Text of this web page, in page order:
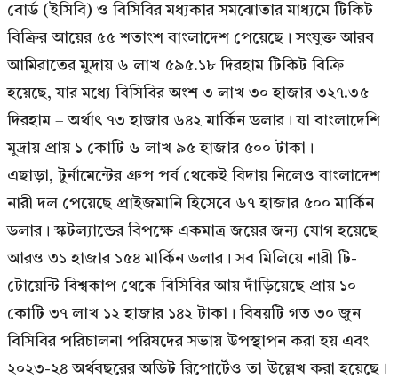
বোর্ড (ইসিবি) ও বিসিবির মধ্যকার সমঝোতার মাধ্যমে টিকিট
বিক্রির আয়ের ৫৫ শতাংশ বাংলাদেশ পেয়েছে। সংযুক্ত আরব
আমিরাতের মুদ্রায় ৬ লাখ ৫৯৫.১৮ দিরহাম টিকিট বিক্রি
হয়েছে, যার মধ্যে বিসিবির অংশ ৩ লাখ ৩০ হাজার ৩২৭.৩৫
দিরহাম – অর্থাৎ ৭৩ হাজার ৬৪২ মার্কিন ডলার। যা বাংলাদেশি
মুদ্রায় প্রায় ১ কোটি ৬ লাখ ৯৫ হাজার ৫০০ টাকা।
এছাড়া, টুর্নামেন্টের গ্রুপ পর্ব থেকেই বিদায় নিলেও বাংলাদেশ
নারী দল পেয়েছে প্রাইজমানি হিসেবে ৬৭ হাজার ৫০০ মার্কিন
ডলার। স্কটল্যান্ডের বিপক্ষে একমাত্র জয়ের জন্য যোগ হয়েছে
আরও ৩১ হাজার ১৫৪ মার্কিন ডলার। সব মিলিয়ে নারী টি-
টোয়েন্টি বিশ্বকাপ থেকে বিসিবির আয় দাঁড়িয়েছে প্রায় ১০
কোটি ৩৭ লাখ ১২ হাজার ১৪২ টাকা। বিষয়টি গত ৩০ জুন
বিসিবির পরিচালনা পরিষদের সভায় উপস্থাপন করা হয় এবং
২০২৩-২৪ অর্থবছরের অডিট রিপোর্টেও তা উল্লেখ করা হয়েছে।